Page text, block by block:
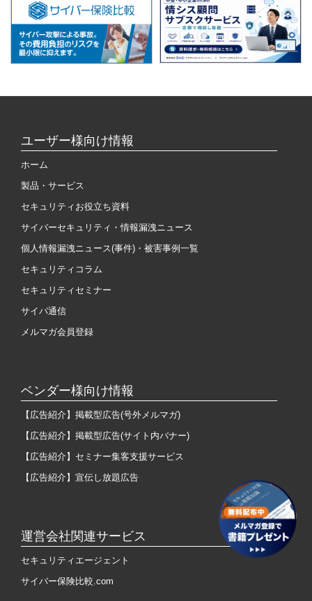
ユーザー様向け情報
ホーム
製品・サービス
セキュリティお役立ち資料
サイバーセキュリティ・情報漏洩ニュース
個人情報漏洩ニュース(事件)・被害事例一覧
セキュリティコラム
セキュリティセミナー
サイバ通信
メルマガ会員登録
ベンダー様向け情報
【広告紹介】掲載型広告(号外メルマガ)
【広告紹介】掲載型広告(サイト内バナー)
【広告紹介】セミナー集客支援サービス
【広告紹介】宣伝し放題広告
運営会社関連サービス
セキュリティエージェント
サイバー保険比較.com